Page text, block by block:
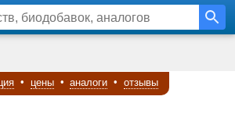
• цены • аналоги • отзывы